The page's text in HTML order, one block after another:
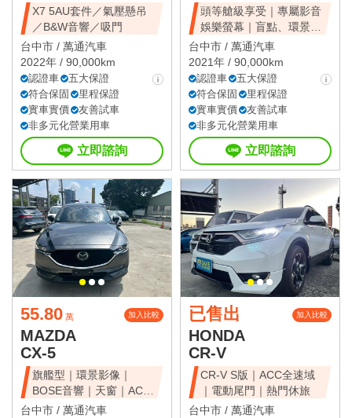
X7 5AU套件／氣壓懸吊
／B&W音響／吸門
台中市 / 萬通汽車
2022年 / 90,000km
認證車
五大保證
符合保固
里程保證
實車實價
友善試車
非多元化營業用車
立即諮詢
頭等艙級享受｜專屬影音
娛樂螢幕｜盲點、環景、
雙電滑門、雙天窗
台中市 / 萬通汽車
2021年 / 90,000km
認證車
五大保證
符合保固
里程保證
實車實價
友善試車
非多元化營業用車
立即諮詢
55.80 萬 加入比較
MAZDA
CX-5
旗艦型｜環景影像｜
BOSE音響｜天窗｜ACC
全速域｜質感休旅
台中市 / 萬通汽車
已售出 加入比較
HONDA
CR-V
CR-V S版｜ACC全速域
｜電動尾門｜熱門休旅
台中市 / 萬通汽車